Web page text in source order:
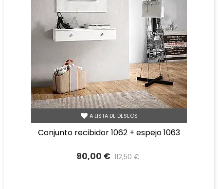
A LISTA DE DESEOS
conjunto recibidor 1062 + espejo 1063
90,00 € 112,50 €